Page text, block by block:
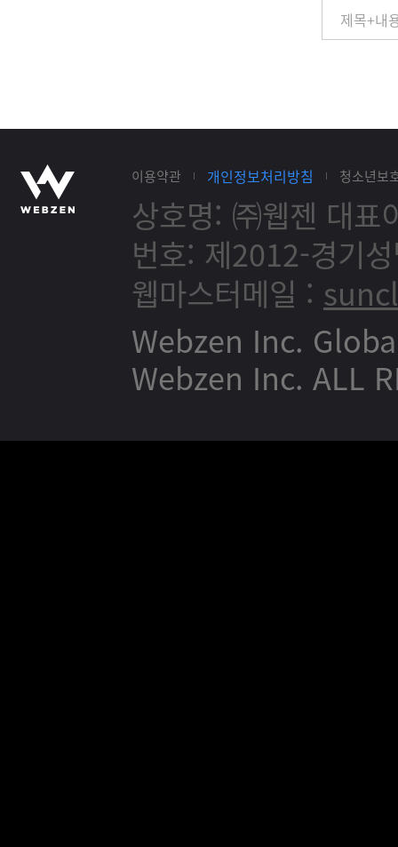
이용약관 개인정보처리방침 청소년보
상호명: ㈜웹젠 대표
번호: 제2012-경기
웹마스터메일 :
Webzen Inc.
Webzen Inc. ALL